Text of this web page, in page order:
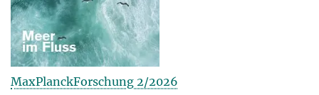
MaxPlanckForschung 2/2026